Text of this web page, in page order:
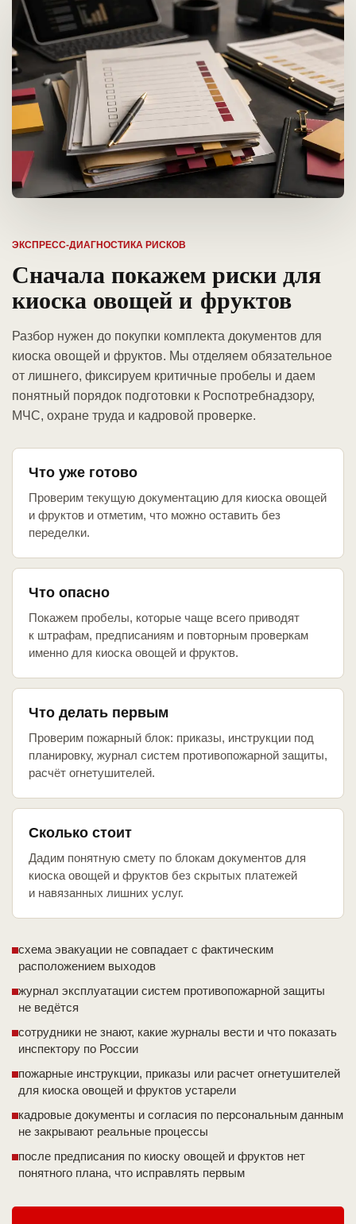
ЭКСПРЕСС-ДИАГНОСТИКА РИСКОВ
Сначала покажем риски для
киоска овощей и фруктов
Разбор нужен до покупки комплекта документов для
киоска овощей и фруктов. Мы отделяем обязательное
от лишнего, фиксируем критичные пробелы и даем
понятный порядок подготовки к Роспотребнадзору,
МЧС, охране труда и кадровой проверке.
Что уже готово
Проверим текущую документацию для киоска овощей
и фруктов и отметим, что можно оставить без
переделки.
Что опасно
Покажем пробелы, которые чаще всего приводят
к штрафам, предписаниям и повторным проверкам
именно для киоска овощей и фруктов.
Что делать первым
Проверим пожарный блок: приказы, инструкции под
планировку, журнал систем противопожарной защиты,
расчёт огнетушителей.
Сколько стоит
Дадим понятную смету по блокам документов для
киоска овощей и фруктов без скрытых платежей
и навязанных лишних услуг.
схема эвакуации не совпадает с фактическим
расположением выходов
журнал эксплуатации систем противопожарной защиты
не ведётся
сотрудники не знают, какие журналы вести и что показать
инспектору по России
пожарные инструкции, приказы или расчет огнетушителей
для киоска овощей и фруктов устарели
кадровые документы и согласия по персональным данным
не закрывают реальные процессы
после предписания по киоску овощей и фруктов нет
понятного плана, что исправлять первым